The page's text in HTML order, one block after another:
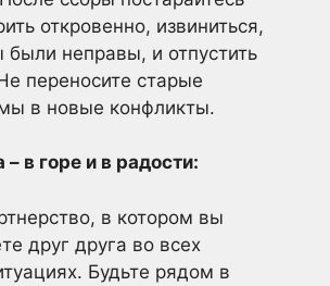
откровенно, извиниться,
были неправы, и отпустить
переносите старые
в новые конфликты.
в горе и в радости:
в котором вы
друг друга во всех
Будьте рядом в